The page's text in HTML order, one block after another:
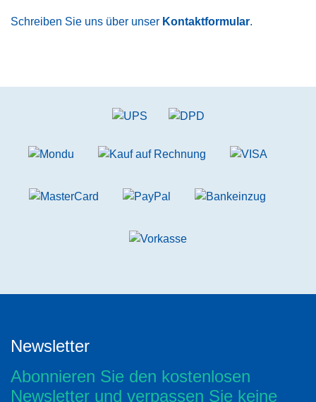
Schreiben Sie uns über unser Kontaktformular.
Newsletter
Abonnieren Sie den kostenlosen
Newsletter und verpassen Sie keine